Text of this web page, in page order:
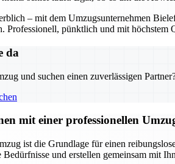
– mit dem Umzugsunternehmen
Professionell, pünktlich und mit
da
und suchen einen zuverlässigen
mit einer professionellen
ist die Grundlage für einen
und erstellen gemeinsam mit